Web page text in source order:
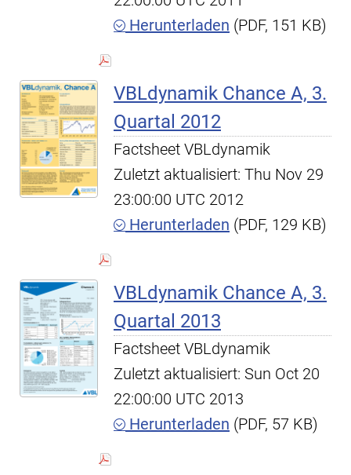
Herunterladen (PDF, 151 KB)
VBLdynamik Chance A, 3.
Quartal 2012
Factsheet VBLdynamik
Zuletzt aktualisiert: Thu Nov 29
23:00:00 UTC 2012
Herunterladen (PDF, 129 KB)
VBLdynamik Chance A, 3.
Quartal 2013
Factsheet VBLdynamik
Zuletzt aktualisiert: Sun Oct 20
22:00:00 UTC 2013
Herunterladen (PDF, 57 KB)